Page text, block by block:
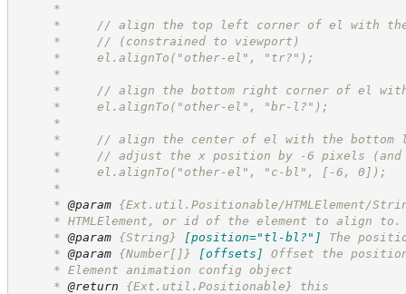
*
*     // align the top left corner of el with
*     // (constrained to viewport)
*     el.alignTo("other-el", "tr?");
*
*     // align the bottom right corner of el with
*     el.alignTo("other-el", "br-l?");
*
*     // align the center of el with the bottom
*     // adjust the x position by -6 pixels (and
*     el.alignTo("other-el", "c-bl", [-6, 0]);
*
* @param {Ext.util.Positionable/HTMLElement/
* HTMLElement, or id of the element to align to.
* @param {String} [position="tl-bl?"]
The
* @param {Number[]} [offsets]
Offset the
* Element animation config object
* @return {Ext.util.Positionable}
this